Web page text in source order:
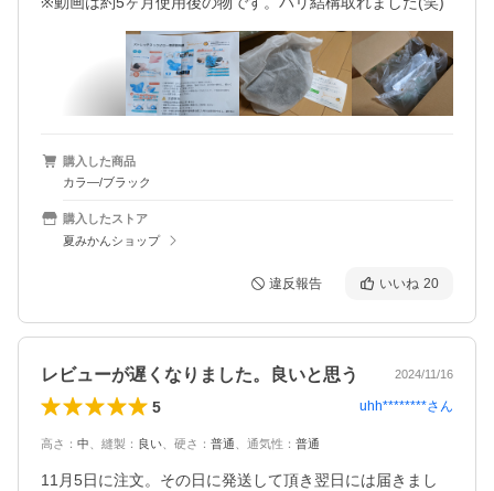
購入した商品
カラ―/ブラック
購入したストア
夏みかんショップ
違反報告 いいね 20
レビューが遅くなりました。良いと思う 2024/11/16
5 uhh********さん
高さ ： 中 縫製 ： 良い 硬さ ： 普通 通気性 ： 普通
11月5日に注文。その日に発送して頂き翌日には届きまし